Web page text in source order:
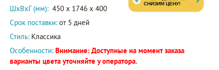
ШxВxГ (мм): 450 x 1746 x 400
Срок поставки: от 5 дней
Стиль: Классика
Особенности: Внимание: Доступные на момент заказа
варианты цвета уточняйте у оператора.